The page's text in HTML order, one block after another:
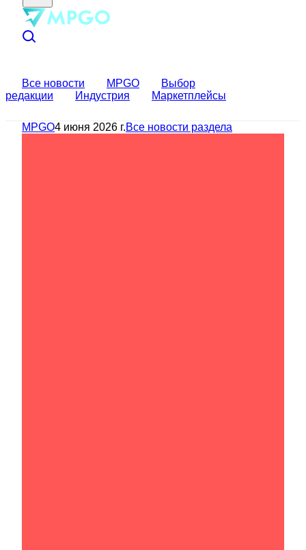
Все новости MPGO
Выбор
редакции
Индустрия Маркетплейсы
MPGO4 июня 2026 г.Все новости раздела